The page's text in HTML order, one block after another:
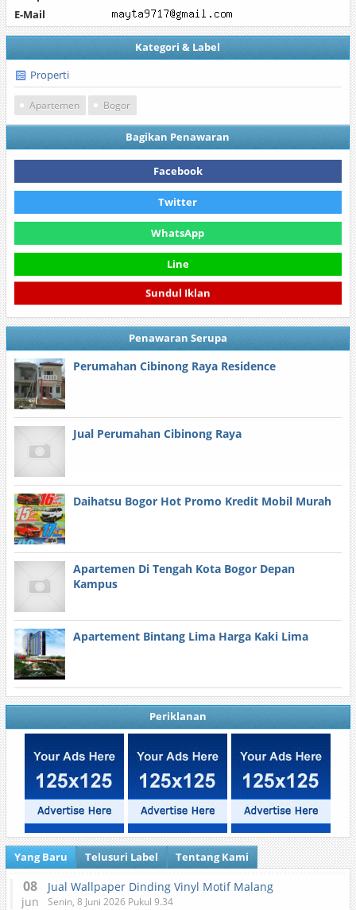
E-Mail
Kategori & Label
Properti
Apartemen Bogor
Bagikan Penawaran
Facebook
Twitter
WhatsApp
Line
Sundul Iklan
Penawaran Serupa
Perumahan Cibinong Raya Residence
Jual Perumahan Cibinong Raya
Daihatsu Bogor Hot Promo Kredit Mobil Murah
Apartemen Di Tengah Kota Bogor Depan
Kampus
Apartement Bintang Lima Harga Kaki Lima
Periklanan
Yang Baru Telusuri Label Tentang Kami
08
jun
Jual Wallpaper Dinding Vinyl Motif Malang
Senin, 8 Juni 2026 Pukul 9.34